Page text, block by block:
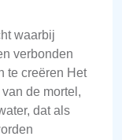
waarbij
verbonden
te creëren Het
de mortel,
dat als